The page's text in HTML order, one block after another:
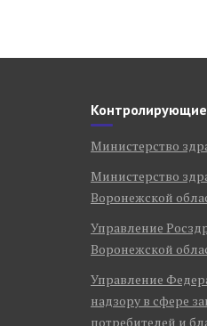
Министерство
Министерство
Воронежской
Управление
Воронежской
Управление
надзору в сфере
потребителей и